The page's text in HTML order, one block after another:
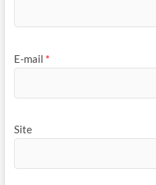
E-mail *
Site